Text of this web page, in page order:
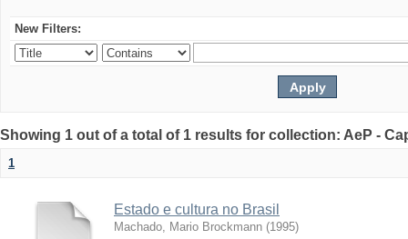
New Filters:
Showing 1 out of a total of 1 results for collection: AeP -
1
Estado e cultura no Brasil
Machado, Mario Brockmann (1995)